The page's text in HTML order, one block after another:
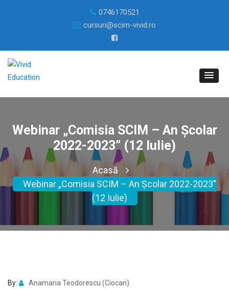
0746170521
cursuri@scim-vivid.ro
Webinar „Comisia SCIM – An Școlar
2022-2023” (12 Iulie)
Acasă
Webinar „Comisia SCIM – An Școlar 2022-2023”
(12 Iulie)
By: Anamaria Teodorescu (Ciocan)